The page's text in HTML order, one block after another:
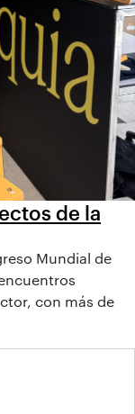
de la
Mundial de
con más de